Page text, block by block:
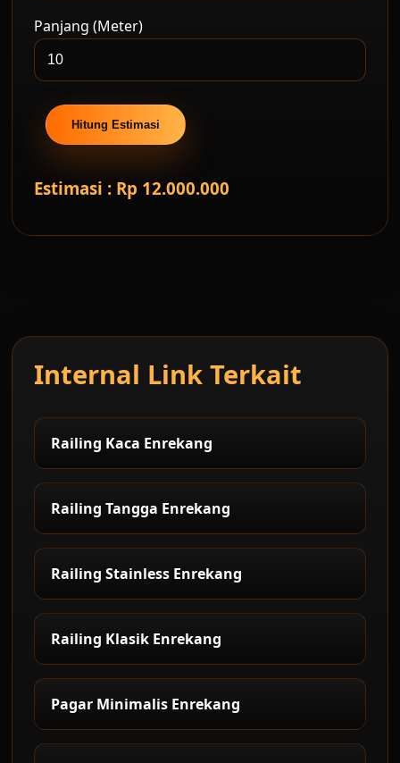
Panjang (Meter)
Hitung Estimasi
Estimasi : Rp 12.000.000
Internal Link Terkait
Railing Kaca Enrekang
Railing Tangga Enrekang
Railing Stainless Enrekang
Railing Klasik Enrekang
Pagar Minimalis Enrekang